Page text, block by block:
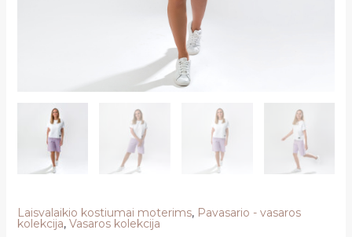
Laisvalaikio kostiumai moterims, Pavasario - vasaros
kolekcija, Vasaros kolekcija